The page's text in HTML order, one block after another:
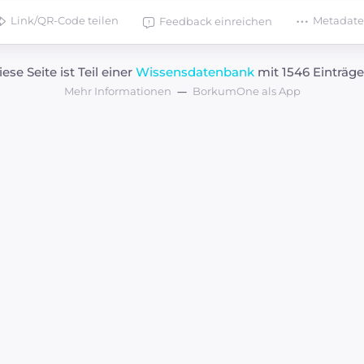
Link/QR-Code teilen Feedback einreichen
Seite ist Teil einer Wissensdatenbank mit 1546
Mehr Informationen BorkumOne als App